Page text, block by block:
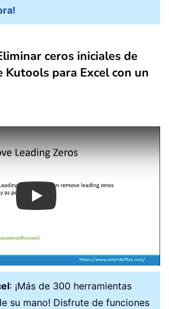
ceros iniciales de
para Excel con un
Play
: ¡Más de 300 herramientas
su mano! Disfrute de funciones